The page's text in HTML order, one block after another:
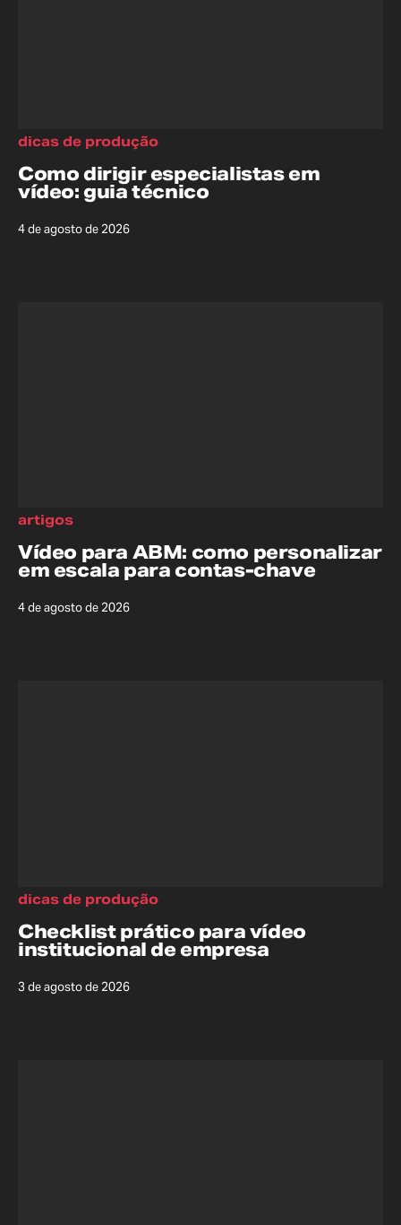
Como dirigir especialistas em
vídeo: guia técnico
4 de agosto de 2026
dicas de produção
Vídeo para ABM: como personalizar
em escala para contas-chave
4 de agosto de 2026
artigos
Checklist prático para vídeo
institucional de empresa
3 de agosto de 2026
dicas de produção